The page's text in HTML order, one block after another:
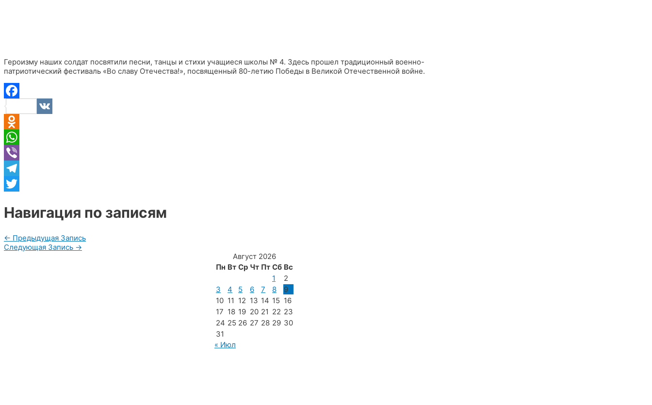
Героизму наших солдат посвятили песни, танцы и стихи учащиеся школы № 4. Здесь прошел традиционный военно-
патриотический фестиваль «Во славу Отечества!», посвященный 80-летию Победы в Великой Отечественной войне.
Facebook
VK
Odnoklassniki
WhatsApp
Viber
Telegram
Навигация по записям
← Предыдущая Запись
Следующая Запись →
Август 2026
Пн Вт Ср Чт Пт Сб Вс
1
2
3
4 5 6 7 8
9
10 11 12 13 14 15 16
17 18 19 20 21 22 23
24 25 26 27 28 29 30
31
« Июл